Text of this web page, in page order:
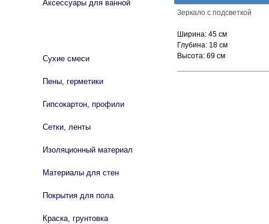
Зеркало с подсветкой
Ширина: 45 см
Глубина: 18 см
Высота: 69 см
Аксессуары для ванной
Сухие смеси
Пены, герметики
Гипсокартон, профили
Сетки, ленты
Изоляционный материал
Материалы для стен
Покрытия для пола
Краска, грунтовка